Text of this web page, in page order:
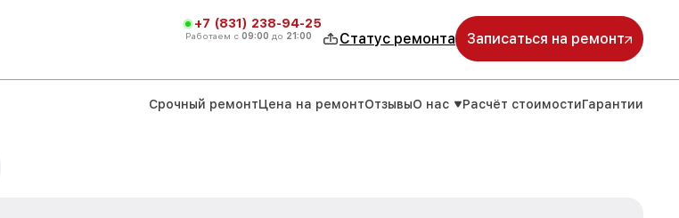
+7 (831) 238-94-25
Работаем с 09:00 до 21:00 Статус ремонта Записаться на ремонт
Срочный ремонтЦена на ремонтОтзывыО нас Расчёт стоимостиГарантии